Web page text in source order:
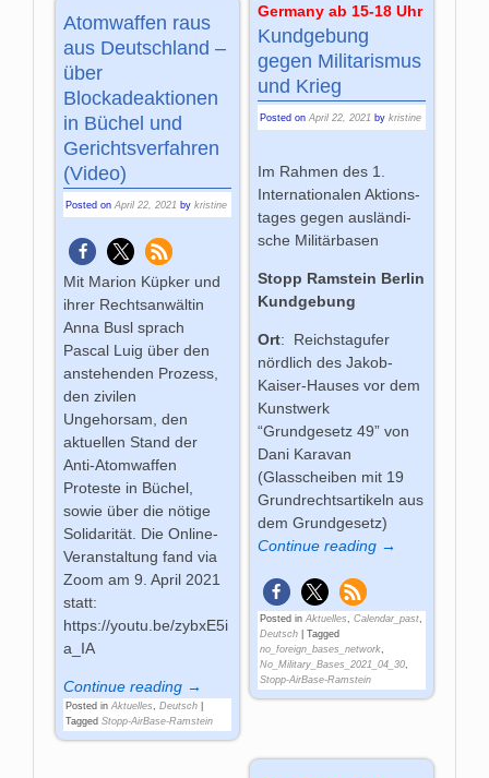
Germany ab 15-18 Uhr
Kundgebung
gegen Militarismus
und Krieg
Posted on April 22, 2021 by kristine
Im Rah­men des 1.
Inter­na­tio­na­len Aktions­
ta­ges ge­gen aus­län­di­
sche Mi­li­tär­ba­sen
Stopp Ramstein Berlin
Kundgebung
Ort: Reichstagufer
nördlich des Jakob-
Kaiser-Hauses vor dem
Kunstwerk
“Grundgesetz 49” von
Dani Karavan
(Glasscheiben mit 19
Grundrechtsartikeln aus
dem Grundgesetz)
Continue reading →
Posted in Aktuelles, Calendar_past,
Deutsch| Tagged
no_foreign_bases_network,
No_Military_Bases_2021_04_30,
Stopp-AirBase-Ramstein
Atomwaffen raus
aus Deutschland –
über
Blockadeaktionen
in Büchel und
Gerichtsverfahren
(Video)
Posted onApril 22, 2021 bykristine
Mit Marion Küpker und
ihrer Rechtsanwältin
Anna Busl sprach
Pascal Luig über den
anstehenden Prozess,
den zivilen
Ungehorsam, den
aktuellen Stand der
Anti-Atomwaffen
Proteste in Büchel,
sowie über die nötige
Solidarität. Die Online-
Veranstaltung fand via
Zoom am 9. April 2021
statt:
https://youtu.be/zybxE5i
a_IA
Continue reading →
Posted in Aktuelles ,Deutsch
Tagged Stopp-AirBase-Ramstein